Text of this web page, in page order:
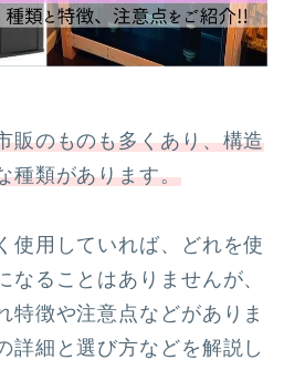
販のものも多くあり、構造
種類があります。
使用していれば、どれを使
なることはありませんが、
特徴や注意点などがありま
詳細と選び方などを解説し